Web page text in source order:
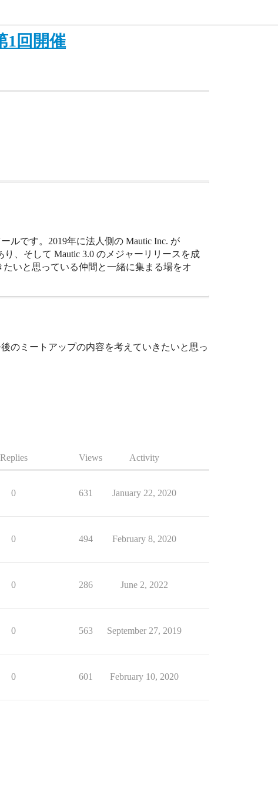
1回開催
ルです。2019年に法人側の Mautic Inc. が
、そして Mautic 3.0 のメジャーリリースを成
いと思っている仲間と一緒に集まる場をオ
のミートアップの内容を考えていきたいと思っ
Replies Views Activity
0 631 January 22, 2020
0 494 February 8, 2020
0 286 June 2, 2022
0 563 September 27, 2019
0 601 February 10, 2020